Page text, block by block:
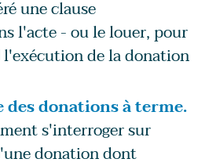
une clause
l'acte - ou le louer, pour
de la donation
donations à terme.
s'interroger sur
donation dont